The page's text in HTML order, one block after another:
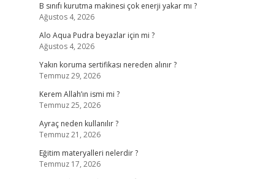
B sınıfı kurutma makinesi çok enerji yakar mı ?
Ağustos 4, 2026
Alo Aqua Pudra beyazlar için mi ?
Ağustos 4, 2026
Yakın koruma sertifikası nereden alınır ?
Temmuz 29, 2026
Kerem Allah’ın ismi mi ?
Temmuz 25, 2026
Ayraç neden kullanılır ?
Temmuz 21, 2026
Eğitim materyalleri nelerdir ?
Temmuz 17, 2026